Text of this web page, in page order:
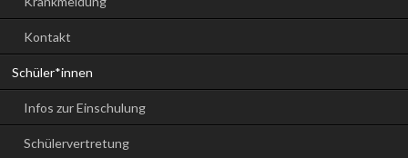
Kontakt
Schüler*innen
Infos zur Einschulung
Schülervertretung